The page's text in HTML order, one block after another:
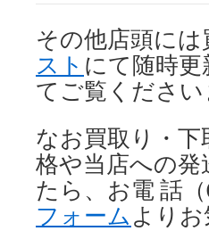
その他店頭に
スト にて随時
てご覧ください
なお買取り・
格や当店への
たら、お電 話
フォームより